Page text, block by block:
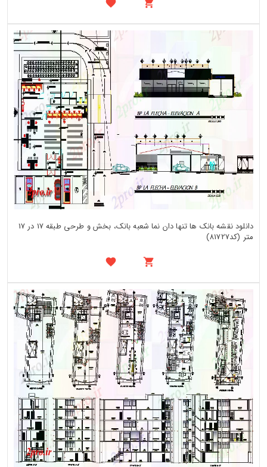
دانلود نقشه بانک ها تنها دان نما شعبه بانک، بخش و طرحی طبقه 17 در 17
متر (کد81727)